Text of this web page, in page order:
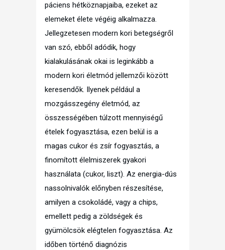
páciens hétköznapjaiba, ezeket az
elemeket élete végéig alkalmazza.
Jellegzetesen modern kori betegségről
van szó, ebből adódik, hogy
kialakulásának okai is leginkább a
modern kori életmód jellemzői között
keresendők. Ilyenek például a
mozgásszegény életmód, az
összességében túlzott mennyiségű
ételek fogyasztása, ezen belül is a
magas cukor és zsír fogyasztás, a
finomított élelmiszerek gyakori
használata (cukor, liszt). Az energia-dús
nassolnivalók előnyben részesítése,
amilyen a csokoládé, vagy a chips,
emellett pedig a zöldségek és
gyümölcsök elégtelen fogyasztása. Az
időben történő diagnózis